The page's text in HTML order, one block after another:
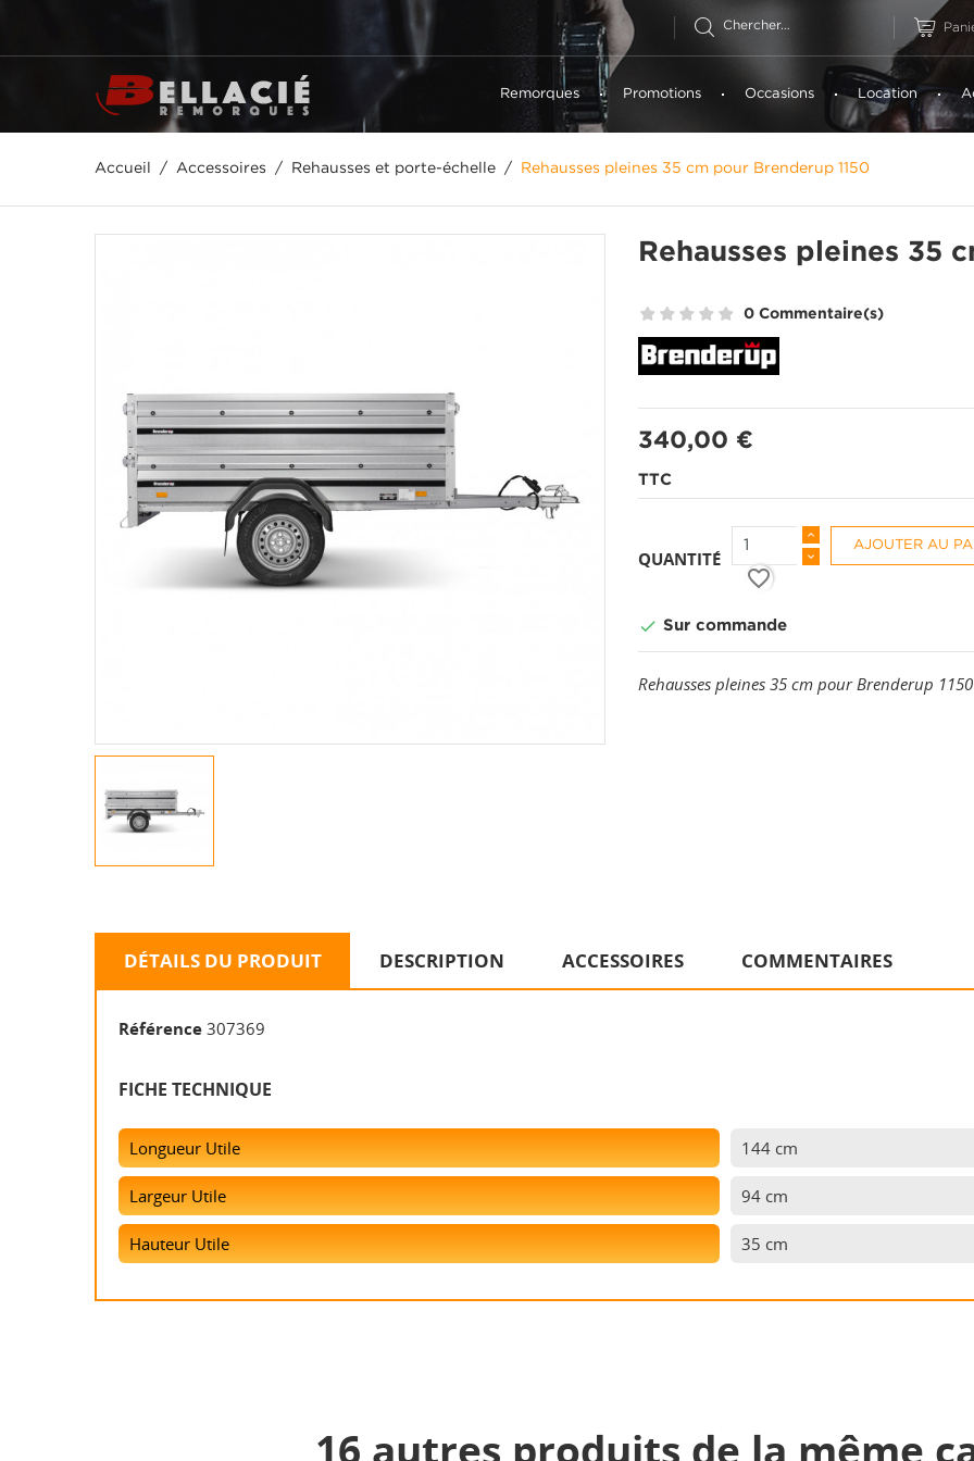
Remorques Promotions Occasions Location
Accueil Accessoires Rehausses et porte-échelle Rehausses pleines 35 cm pour Brenderup 1150
Rehausses pleines 35
0 Commentaire(s)
340,00 €
TTC
QUANTITÉ
AJOUTER AU
favorite_border
 Sur commande
Rehausses pleines 35 cm pour Brenderup 1150
DÉTAILS DU PRODUIT DESCRIPTION ACCESSOIRES COMMENTAIRES
Référence 307369
FICHE TECHNIQUE
Longueur Utile 144 cm
Largeur Utile 94 cm
Hauteur Utile 35 cm
16 autres produits de la même